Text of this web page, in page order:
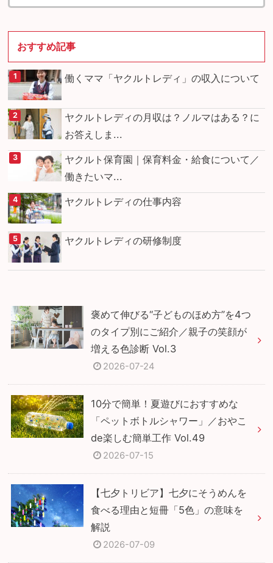
おすすめ記事
働くママ「ヤクルトレディ」の収入について
ヤクルトレディの月収は？ノルマはある？に
お答えしま...
ヤクルト保育園｜保育料金・給食について／
働きたいマ...
ヤクルトレディの仕事内容
ヤクルトレディの研修制度
褒めて伸びる“子どものほめ方”を4つ
のタイプ別にご紹介／親子の笑顔が
増える色診断 Vol.3
2026-07-24
10分で簡単！夏遊びにおすすめな
「ペットボトルシャワー」／おやこ
de楽しむ簡単工作 Vol.49
2026-07-15
【七夕トリビア】七夕にそうめんを
食べる理由と短冊「5色」の意味を
解説
2026-07-09